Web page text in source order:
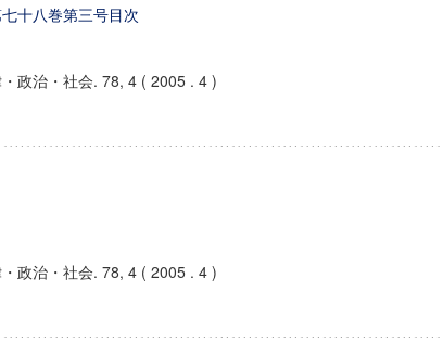
十八巻第三号目次
政治・社会. 78, 4 ( 2005 . 4 )
政治・社会. 78, 4 ( 2005 . 4 )